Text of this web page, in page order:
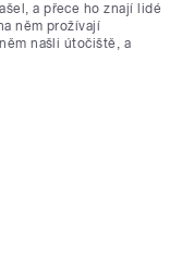
a přece ho znají lidé
něm prožívají
našli útočiště, a